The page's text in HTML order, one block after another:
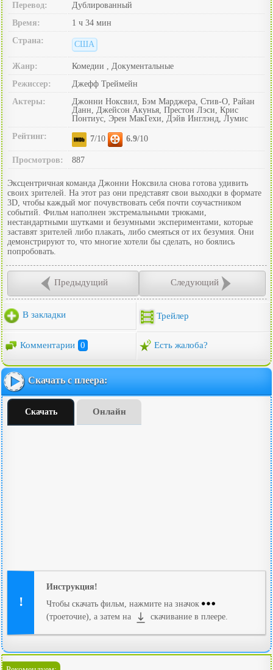
Перевод:
Дублированный
Время:
1 ч 34 мин
Страна:
США
Жанр:
Комедии , Документальные
Режиссер:
Джефф Треймейн
Актеры:
Джонни Ноксвил, Бэм Марджера, Стив-О, Райан
Данн, Джейсон Акунья, Престон Лэси, Крис
Понтиус, Эрен МакГехи, Дэйв Инглэнд, Лумис
Рейтинг:
7/10 6.9/10
Просмотров: 887
Эксцентричная команда Джонни Ноксвила снова готова удивить
своих зрителей. На этот раз они представят свои выходки в формате
3D, чтобы каждый мог почувствовать себя почти соучастником
событий. Фильм наполнен экстремальными трюками,
нестандартными шутками и безумными экспериментами, которые
заставят зрителей либо плакать, либо смеяться от их безумия. Они
демонстрируют то, что многие хотели бы сделать, но боялись
попробовать.
Предыдущий Следующий
В закладки Трейлер
Комментарии 0 Есть жалоба?
Скачать с плеера:
Скачать Онлайн
Инструкция!
Чтобы скачать фильм, нажмите на значок
(троеточие), а затем на
скачивание в плеере.